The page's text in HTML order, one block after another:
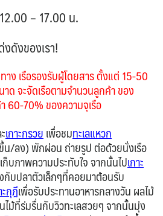
NPL เนปาล
SAU ซาอุดิอาระเบีย
TWN ไต้หวัน 9
TKM เติร์กเมนิสถาน
UZB อุซเบกิสถาน
YEM เยเมน 0
VNM เวียดนาม 31
GRC กรีซ
ITA อิตาลี
NOR นอร์เวย์ 3
PRT โปรตุเกส
ESP สเปน 4
CHE สวิตเซอร์แลนด์ 8
UK อังกฤษ+สหราชอาณาจักร
8
เบลเยี่ยม เนเธอร์แลนด์ ลักเซม
– 17.00 น.
งดังของเรา!
ง เรือรองรับผู้โดยสาร ตั้งแต่ 15-50
ด จะจัดเรือตามจำนวนลูกค้า ของ
60-70% ของความจุเรือ
เกาะกรวยเพื่อชมทะเลแหวก
น/ลง) พักผ่อน ถ่ายรูป ต่อด้วยนั่งเรือ
ก็บภาพความประทับใจ จากนั้นไปเกาะ
กับปลาตัวเล็กๆที่คอยมาต้อนรับ
ะกุฎีเพื่อรับประทานอาหารกลางวัน ผลไม้
ม้ที่ร่มรื่นกับวิวทะเลสวยๆ จากนั้นมุ่ง